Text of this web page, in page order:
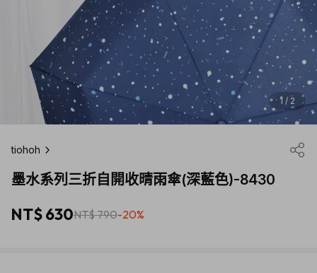
1 / 2
tiohoh
墨水系列三折自開收晴雨傘(深藍色)-8430
NT$ 630NT$ 790-20%